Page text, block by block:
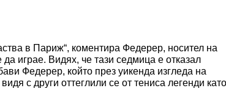
в Париж“, коментира Федерер, носител на
играе. Видях, че тази седмица е отказал
Федерер, който през уикенда изгледа на
с други оттеглили се от тениса легенди като